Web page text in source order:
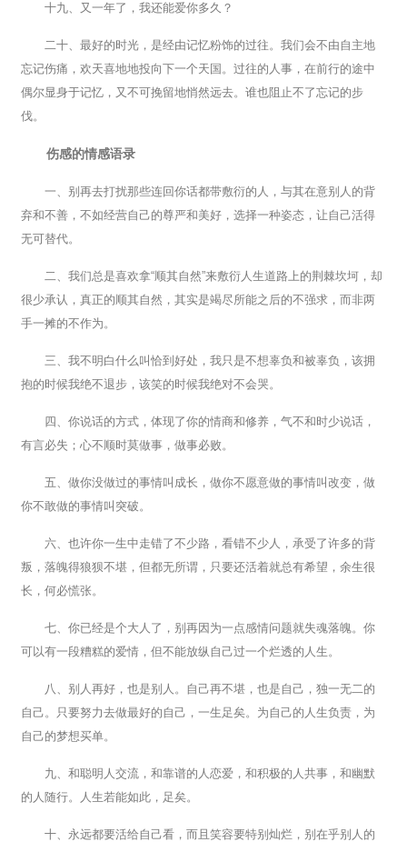
十九、又一年了，我还能爱你多久？
二十、最好的时光，是经由记忆粉饰的过往。我们会不由自主地
忘记伤痛，欢天喜地地投向下一个天国。过往的人事，在前行的途中
偶尔显身于记忆，又不可挽留地悄然远去。谁也阻止不了忘记的步
伐。
伤感的情感语录
一、别再去打扰那些连回你话都带敷衍的人，与其在意别人的背
弃和不善，不如经营自己的尊严和美好，选择一种姿态，让自己活得
无可替代。
二、我们总是喜欢拿“顺其自然”来敷衍人生道路上的荆棘坎坷，却
很少承认，真正的顺其自然，其实是竭尽所能之后的不强求，而非两
手一摊的不作为。
三、我不明白什么叫恰到好处，我只是不想辜负和被辜负，该拥
抱的时候我绝不退步，该笑的时候我绝对不会哭。
四、你说话的方式，体现了你的情商和修养，气不和时少说话，
有言必失；心不顺时莫做事，做事必败。
五、做你没做过的事情叫成长，做你不愿意做的事情叫改变，做
你不敢做的事情叫突破。
六、也许你一生中走错了不少路，看错不少人，承受了许多的背
叛，落魄得狼狈不堪，但都无所谓，只要还活着就总有希望，余生很
长，何必慌张。
七、你已经是个大人了，别再因为一点感情问题就失魂落魄。你
可以有一段糟糕的爱情，但不能放纵自己过一个烂透的人生。
八、别人再好，也是别人。自己再不堪，也是自己，独一无二的
自己。只要努力去做最好的自己，一生足矣。为自己的人生负责，为
自己的梦想买单。
九、和聪明人交流，和靠谱的人恋爱，和积极的人共事，和幽默
的人随行。人生若能如此，足矣。
十、永远都要活给自己看，而且笑容要特别灿烂，别在乎别人的